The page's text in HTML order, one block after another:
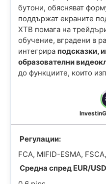
бутони, обясняват
поддържат екраните
XTB помага на
обучение, вградени в
интегрира подсказки,
образователни
до функциите, които
Регулации:
FCA, MIFID-ESMA,
Средна спред EUR/